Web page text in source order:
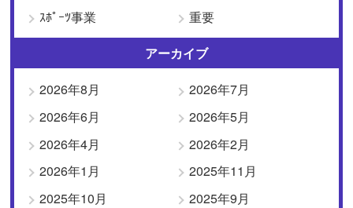
ｽﾎﾟｰﾂ事業
重要
アーカイブ
2026年8月
2026年7月
2026年6月
2026年5月
2026年4月
2026年2月
2026年1月
2025年11月
2025年10月
2025年9月